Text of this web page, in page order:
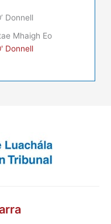
Donnell
Mhaigh Eo
Donnell